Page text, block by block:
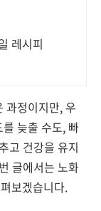
레시피
과정이지만, 우
늦출 수도, 빠
고 건강을 유지
글에서는 노화
보겠습니다.